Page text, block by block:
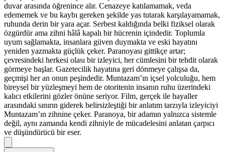
duvar arasında öğrenince alır. Cenazeye katılamamak, veda
edememek ve bu kaybı gereken şekilde yas tutarak karşılayamamak,
ruhunda derin bir yara açar. Serbest kaldığında belki fiziksel olarak
özgürdür ama zihni hâlâ kapalı bir hücrenin içindedir. Toplumla
uyum sağlamakta, insanlara güven duymakta ve eski hayatını
yeniden yazmakta güçlük çeker. Paranoyası gittikçe artar;
çevresindeki herkesi olası bir izleyici, her cümlesini bir tehdit olarak
görmeye başlar. Gazetecilik hayatına geri dönmeye çalışsa da,
geçmişi her an onun peşindedir. Muntazam’ın içsel yolculuğu, hem
bireysel bir yüzleşmeyi hem de otoritenin insanın ruhu üzerindeki
kalıcı etkilerini gözler önüne seriyor. Film, gerçek ile hayaller
arasındaki sınırın giderek belirsizleştiği bir anlatım tarzıyla izleyiciyi
Muntazam’ın zihnine çeker. Paranoya, bir adamın yalnızca sistemle
değil, aynı zamanda kendi zihniyle de mücadelesini anlatan çarpıcı
ve düşündürücü bir eser.